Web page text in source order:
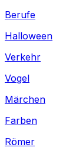
Berufe
Halloween
Verkehr
Vogel
Märchen
Farben
Römer